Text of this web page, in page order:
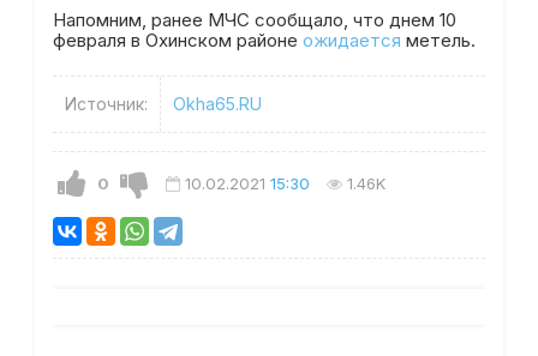
Напомним, ранее МЧС сообщало, что днем 10
февраля в Охинском районе ожидается метель.
Источник: Okha65.RU
0 10.02.2021 15:30 1.46K